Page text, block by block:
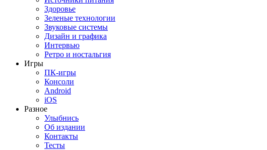
Здоровье
Зеленые технологии
Звуковые системы
Дизайн и графика
Интервью
Ретро и ностальгия
Игры
ПК-игры
Консоли
Android
iOS
Разное
Улыбнись
Об издании
Контакты
Тесты